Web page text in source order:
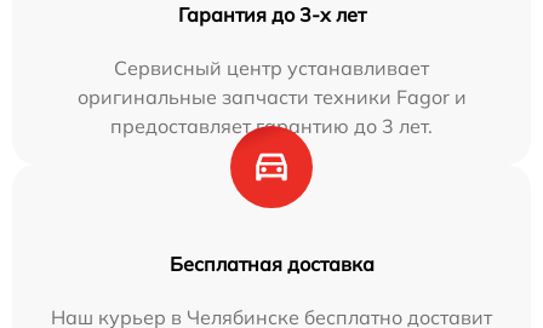
Гарантия до 3-х лет
Сервисный центр устанавливает
оригинальные запчасти техники Fagor и
предоставляет гарантию до 3 лет.
Бесплатная доставка
Наш курьер в Челябинске бесплатно доставит